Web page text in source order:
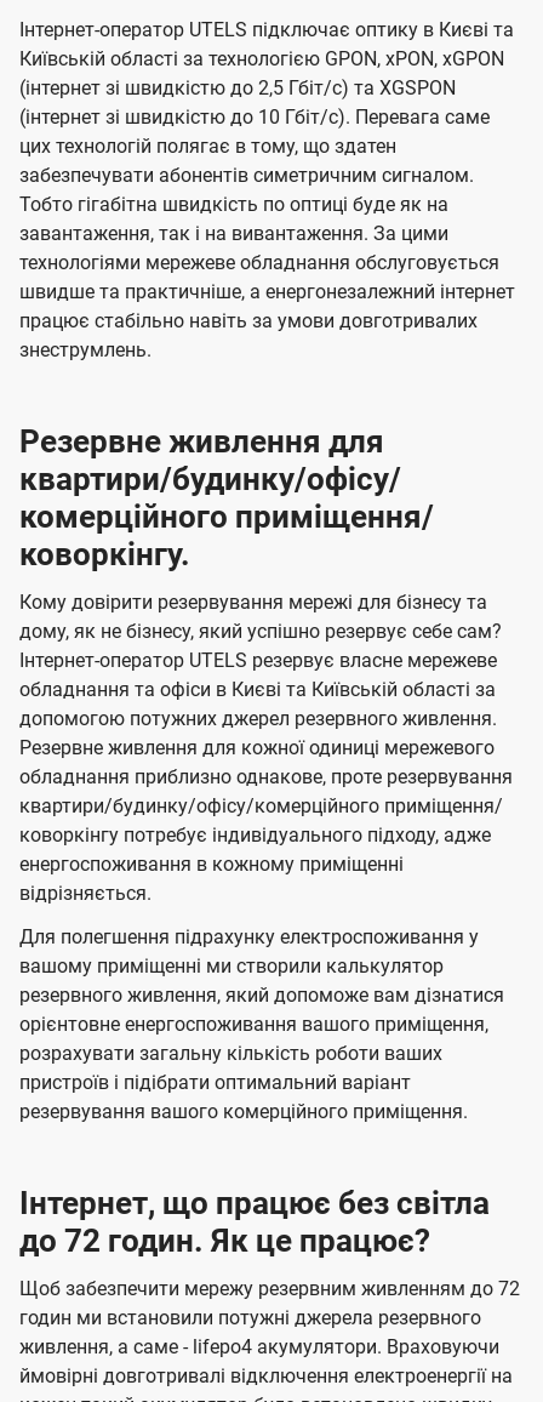
Інтернет-оператор UTELS підключає оптику в Києві та
Київській області за технологією GPON, xPON, xGPON
(інтернет зі швидкістю до 2,5 Гбіт/с) та XGSPON
(інтернет зі швидкістю до 10 Гбіт/с). Перевага саме
цих технологій полягає в тому, що здатен
забезпечувати абонентів симетричним сигналом.
Тобто гігабітна швидкість по оптиці буде як на
завантаження, так і на вивантаження. За цими
технологіями мережеве обладнання обслуговується
швидше та практичніше, а енергонезалежний інтернет
працює стабільно навіть за умови довготривалих
знеструмлень.
Резервне живлення для
квартири/будинку/офісу/
комерційного приміщення/
коворкінгу.
Кому довірити резервування мережі для бізнесу та
дому, як не бізнесу, який успішно резервує себе сам?
Інтернет-оператор UTELS резервує власне мережеве
обладнання та офіси в Києві та Київській області за
допомогою потужних джерел резервного живлення.
Резервне живлення для кожної одиниці мережевого
обладнання приблизно однакове, проте резервування
квартири/будинку/офісу/комерційного приміщення/
коворкінгу потребує індивідуального підходу, адже
енергоспоживання в кожному приміщенні
відрізняється.
Для полегшення підрахунку електроспоживання у
вашому приміщенні ми створили калькулятор
резервного живлення, який допоможе вам дізнатися
орієнтовне енергоспоживання вашого приміщення,
розрахувати загальну кількість роботи ваших
пристроїв і підібрати оптимальний варіант
резервування вашого комерційного приміщення.
Інтернет, що працює без світла
до 72 годин. Як це працює?
Щоб забезпечити мережу резервним живленням до 72
годин ми встановили потужні джерела резервного
живлення, а саме - lifepo4 акумулятори. Враховуючи
ймовірні довготривалі відключення електроенергії на